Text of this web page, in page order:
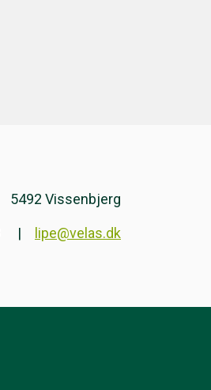
5492 Vissenbjerg
lipe@velas.dk